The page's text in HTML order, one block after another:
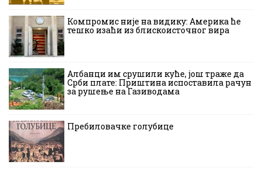
Компромис није на видику: Америка ће
тешко изаћи из блискоисточног вира
Албанци им срушили куће, још траже да
Срби плате: Приштина испоставила рачун
за рушење на Газиводама
Пребиловачке голубице